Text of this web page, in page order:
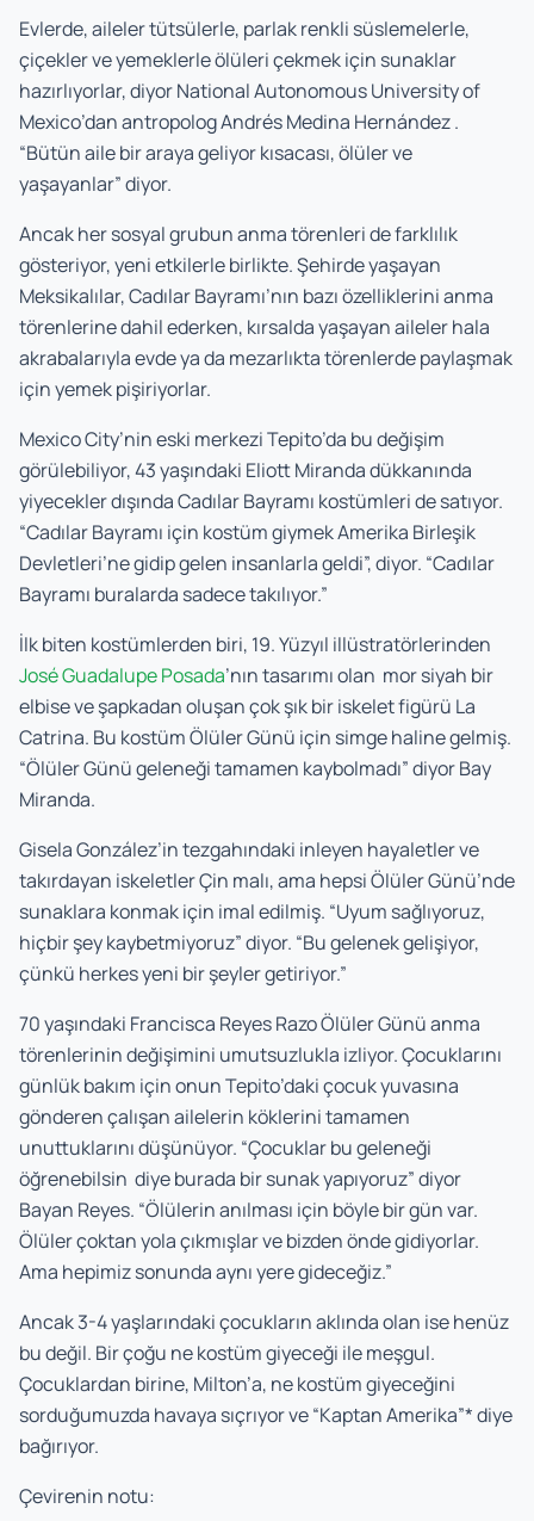
Evlerde, aileler tütsülerle, parlak renkli süslemelerle,
çiçekler ve yemeklerle ölüleri çekmek için sunaklar
hazırlıyorlar, diyor National Autonomous University of
Mexico’dan antropolog Andrés Medina Hernández .
“Bütün aile bir araya geliyor kısacası, ölüler ve
yaşayanlar” diyor.
Ancak her sosyal grubun anma törenleri de farklılık
gösteriyor, yeni etkilerle birlikte. Şehirde yaşayan
Meksikalılar, Cadılar Bayramı’nın bazı özelliklerini anma
törenlerine dahil ederken, kırsalda yaşayan aileler hala
akrabalarıyla evde ya da mezarlıkta törenlerde paylaşmak
için yemek pişiriyorlar.
Mexico City’nin eski merkezi Tepito’da bu değişim
görülebiliyor, 43 yaşındaki Eliott Miranda dükkanında
yiyecekler dışında Cadılar Bayramı kostümleri de satıyor.
“Cadılar Bayramı için kostüm giymek Amerika Birleşik
Devletleri’ne gidip gelen insanlarla geldi”, diyor. “Cadılar
Bayramı buralarda sadece takılıyor.”
İlk biten kostümlerden biri, 19. Yüzyıl illüstratörlerinden
José Guadalupe Posada’nın tasarımı olan mor siyah bir
elbise ve şapkadan oluşan çok şık bir iskelet figürü La
Catrina. Bu kostüm Ölüler Günü için simge haline gelmiş.
“Ölüler Günü geleneği tamamen kaybolmadı” diyor Bay
Miranda.
Gisela González’in tezgahındaki inleyen hayaletler ve
takırdayan iskeletler Çin malı, ama hepsi Ölüler Günü’nde
sunaklara konmak için imal edilmiş. “Uyum sağlıyoruz,
hiçbir şey kaybetmiyoruz” diyor. “Bu gelenek gelişiyor,
çünkü herkes yeni bir şeyler getiriyor.”
70 yaşındaki Francisca Reyes Razo Ölüler Günü anma
törenlerinin değişimini umutsuzlukla izliyor. Çocuklarını
günlük bakım için onun Tepito’daki çocuk yuvasına
gönderen çalışan ailelerin köklerini tamamen
unuttuklarını düşünüyor. “Çocuklar bu geleneği
öğrenebilsin diye burada bir sunak yapıyoruz” diyor
Bayan Reyes. “Ölülerin anılması için böyle bir gün var.
Ölüler çoktan yola çıkmışlar ve bizden önde gidiyorlar.
Ama hepimiz sonunda aynı yere gideceğiz.”
Ancak 3-4 yaşlarındaki çocukların aklında olan ise henüz
bu değil. Bir çoğu ne kostüm giyeceği ile meşgul.
Çocuklardan birine, Milton’a, ne kostüm giyeceğini
sorduğumuzda havaya sıçrıyor ve “Kaptan Amerika”* diye
bağırıyor.
Çevirenin notu: